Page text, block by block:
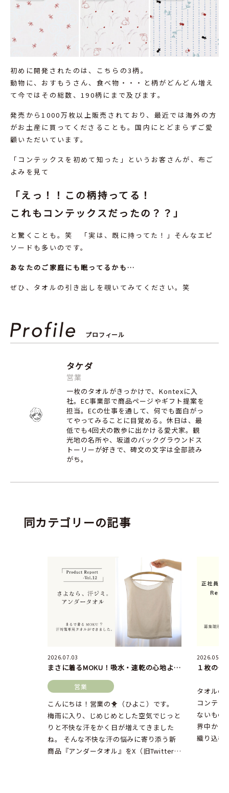
初めに開発されたのは、こちらの3柄。
動物に、おすもうさん、食べ物・・・と柄がどんどん増え
て今ではその総数、190柄にまで及びます。
発売から1000万枚以上販売されており、最近では海外の方
がお土産に買ってくださることも。国内にとどまらずご愛
顧いただいています。
「コンテックスを初めて知った」というお客さんが、布ご
よみを見て
「えっ！！この柄持ってる！
これもコンテックスだったの？？」
と驚くことも。笑 「実は、既に持ってた！」そんなエピ
ソードも多いのです。
あなたのご家庭にも眠ってるかも…
ぜひ、タオルの引き出しを覗いてみてください。笑
プロフィール
タケダ
営業
一枚のタオルがきっかけで、Kontexに入
社。EC事業部で商品ページやギフト提案を
担当。ECの仕事を通して、何でも面白がっ
てやってみることに目覚める。休日は、最
低でも4回犬の散歩に出かける愛犬家。観
光地の名所や、坂道のバックグラウンドス
トーリーが好きで、碑文の文字は全部読み
がち。
同カテゴリーの記事
2026.07.03
まさに着るMOKU！吸水・速乾の心地よさはそのままに、汗対策に便利なアンダータオルが発売中。
営業
こんにちは！営業の🐥（ひよこ）です。
梅雨に入り、じめじめとした空気でじっと
りと不快な汗をかく日が増えてきました
ね。 そんな不快な汗の悩みに寄り添う新
商品『アンダータオル』をX（旧Twitter）
2026.05.27
タオルの
コンテッ
ないもの
界中から
織り込む